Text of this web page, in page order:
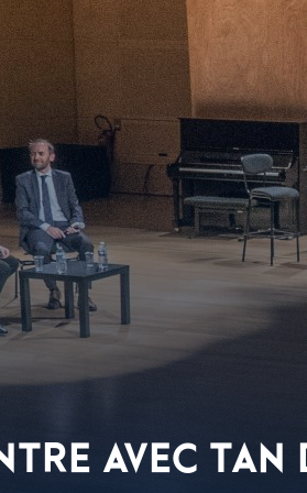
AVEC TAN